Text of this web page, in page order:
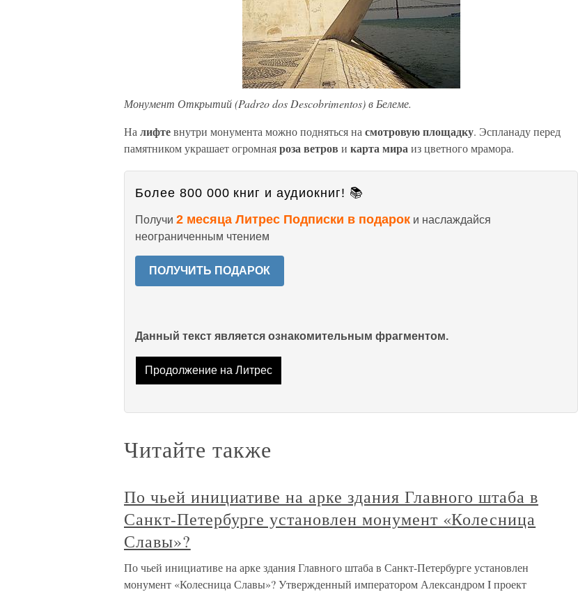
Монумент Открытий (Padrгo dos Descobrimentos) в Белеме.
На лифтевнутри монумента можно подняться на смотровую площадку. Эспланаду перед
памятником украшает огромнаяроза ветров и карта мираиз цветного мрамора.
Более 800 000 книг и аудиокниг! 📚
Получи 2 месяца Литрес Подписки в подарок и наслаждайся
неограниченным чтением
ПОЛУЧИТЬ ПОДАРОК
Данный текст является ознакомительным фрагментом.
Продолжение на Литрес
Читайте также
По чьей инициативе на арке здания Главного штаба в
Санкт-Петербурге установлен монумент «Колесница
Славы»?
По чьей инициативе на арке здания Главного штаба в Санкт-Петербурге установлен
монумент «Колесница Славы»? Утвержденный императором Александром I проект